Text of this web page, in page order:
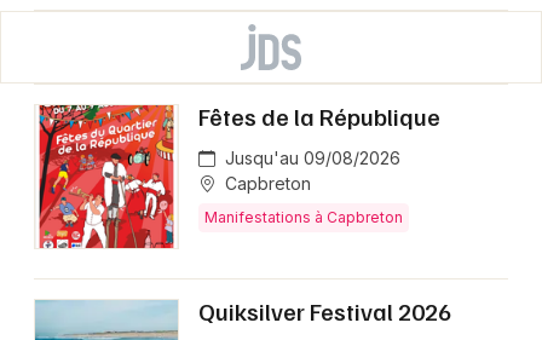
Fêtes de la République
Jusqu'au 09/08/2026
Capbreton
Manifestations à Capbreton
Quiksilver Festival 2026